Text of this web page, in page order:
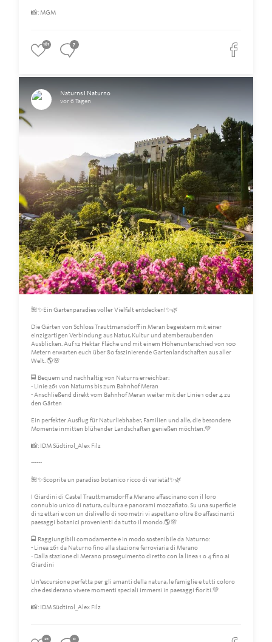
📸: MGM
181 7
Naturns I Naturno
vor 6 Tagen
🌺✨Ein Gartenparadies voller Vielfalt entdecken!✨🌿
Die Gärten von Schloss Trauttmansdorff in Meran begeistern mit einer
einzigartigen Verbindung aus Natur, Kultur und atemberaubenden
Ausblicken. Auf 12 Hektar Fläche und mit einem Höhenunterschied von 100
Metern erwarten euch über 80 faszinierende Gartenlandschaften aus aller
Welt. 🌎🌸
🚍 Bequem und nachhaltig von Naturns erreichbar:
- Linie 261 von Naturns bis zum Bahnhof Meran
- Anschließend direkt vom Bahnhof Meran weiter mit der Linie 1 oder 4 zu
den Gärten
Ein perfekter Ausflug für Naturliebhaber, Familien und alle, die besondere
Momente inmitten blühender Landschaften genießen möchten.💚
📸: IDM Südtirol_Alex Filz
------
🌺✨Scoprite un paradiso botanico ricco di varietà!✨🌿
I Giardini di Castel Trauttmansdorff a Merano affascinano con il loro
connubio unico di natura, cultura e panorami mozzafiato. Su una superficie
di 12 ettari e con un dislivello di 100 metri vi aspettano oltre 80 affascinanti
paesaggi botanici provenienti da tutto il mondo.🌎🌸
🚍 Raggiungibili comodamente e in modo sostenibile da Naturno:
- Linea 261 da Naturno fino alla stazione ferroviaria di Merano
- Dalla stazione di Merano proseguimento diretto con la linea 1 o 4 fino ai
Giardini
Un’escursione perfetta per gli amanti della natura, le famiglie e tutti coloro
che desiderano vivere momenti speciali immersi in paesaggi fioriti.💚
📸: IDM Südtirol_Alex Filz
21 0